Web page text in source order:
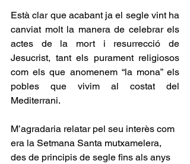
Està clar que acabant ja el segle vint ha
canviat molt la manera de celebrar els
actes de la mort i resurrecció de
Jesucrist, tant els purament religiosos
com els que anomenem “la mona” els
pobles que vivim al costat del
Mediterrani.
M’agradaria relatar pel seu interès com
era la Setmana Santa mutxamelera,
des de principis de segle fins als anys